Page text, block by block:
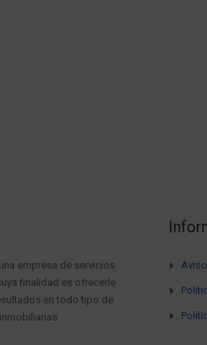
empresa de servicios
finalidad es ofrecerle
en todo tipo de